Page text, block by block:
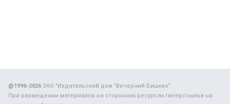
@1996-2026ЗАО "Издательский дом "Вечерний Бишкек"
При размещении материалов на сторонних ресурсах гиперссылка на